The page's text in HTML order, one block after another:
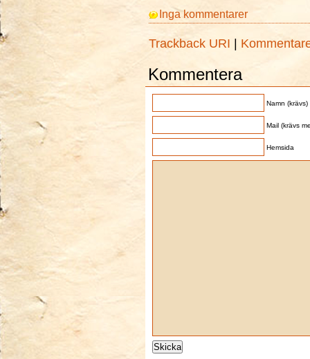
Inga kommentarer
Trackback URI |
Kommentera
Namn (krävs)
Mail (krävs
Hemsida